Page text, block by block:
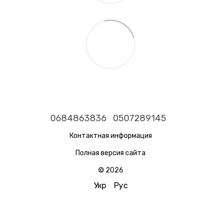
0684863836 0507289145
Контактная информация
Полная версия сайта
© 2026
Укр Рус